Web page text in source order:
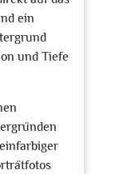
ein
und Tiefe